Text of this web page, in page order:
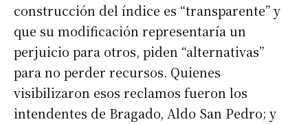
construcción del índice es “transparente” y
que su modificación representaría un
perjuicio para otros, piden “alternativas”
para no perder recursos. Quienes
visibilizaron esos reclamos fueron los
intendentes de Bragado, Aldo San Pedro; y